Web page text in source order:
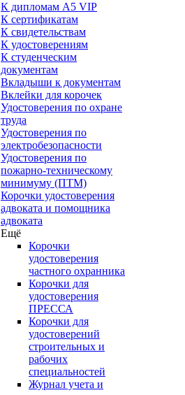
К дипломам А5 VIP
К сертификатам
К свидетельствам
К удостоверениям
К студенческим
документам
Вкладыши к документам
Вклейки для корочек
Удостоверения по охране
труда
Удостоверения по
электробезопасности
Удостоверения по
пожарно-техническому
минимуму (ПТМ)
Корочки удостоверения
адвоката и помощника
адвоката
Ещё
Корочки
удостоверения
частного охранника
Корочки для
удостоверения
ПРЕССА
Корочки для
удостоверений
строительных и
рабочих
специальностей
Журнал учета и